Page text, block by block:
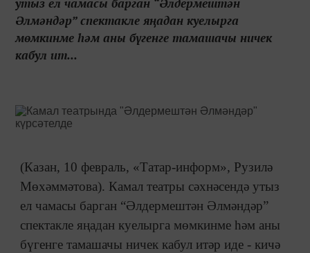
Әлмәндәр” спектакле яңадан куелырга
мөмкинме һәм аны бүгенге тамашачы ничек
кабул ит...
(Казан, 10 февраль, «Татар-информ», Рузилә
Мөхәммәтова). Камал театры сәхнәсендә утыз
ел чамасы барган “Әлдермештән Әлмәндәр”
спектакле яңадан куелырга мөмкинме һәм аны
бүгенге тамашачы ничек кабул итәр иде - кичә